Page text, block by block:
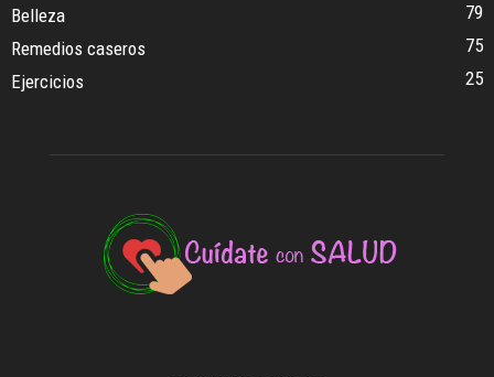
Belleza
79
Remedios caseros
75
Ejercicios
25